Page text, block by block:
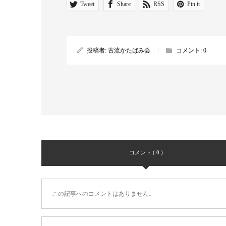
Tweet Share RSS Pin it
投稿者: 古流かたばみ会 コメント: 0
コメント ( 0 )
この記事へのコメントはありません。